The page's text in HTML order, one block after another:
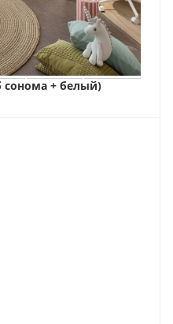
сонома + белый)